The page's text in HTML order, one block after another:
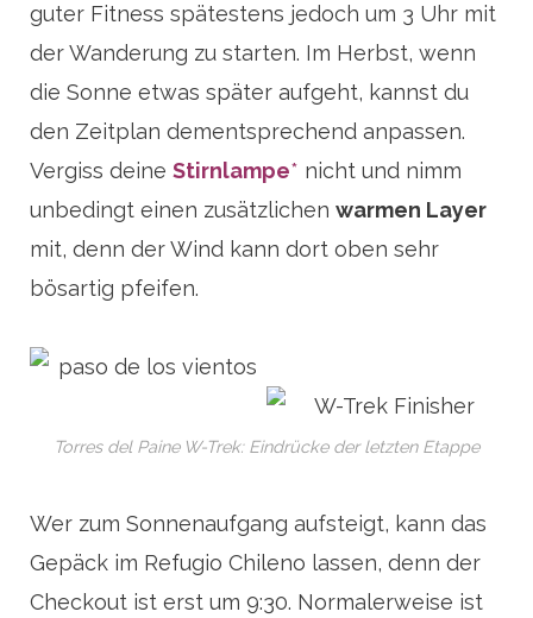
guter Fitness spätestens jedoch um 3 Uhr mit
der Wanderung zu starten. Im Herbst, wenn
die Sonne etwas später aufgeht, kannst du
den Zeitplan dementsprechend anpassen.
Vergiss deine Stirnlampe* nicht und nimm
unbedingt einen zusätzlichen warmen Layer
mit, denn der Wind kann dort oben sehr
bösartig pfeifen.
Torres del Paine W-Trek: Eindrücke der letzten Etappe
Wer zum Sonnenaufgang aufsteigt, kann das
Gepäck im Refugio Chileno lassen, denn der
Checkout ist erst um 9:30. Normalerweise ist